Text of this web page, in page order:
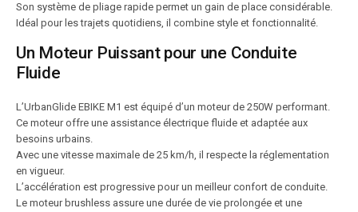
Son système de pliage rapide permet un gain de place considérable.
Idéal pour les trajets quotidiens, il combine style et fonctionnalité.
Un Moteur Puissant pour une Conduite
Fluide
L’UrbanGlide EBIKE M1 est équipé d’un moteur de 250W performant.
Ce moteur offre une assistance électrique fluide et adaptée aux
besoins urbains.
Avec une vitesse maximale de 25 km/h, il respecte la réglementation
en vigueur.
L’accélération est progressive pour un meilleur confort de conduite.
Le moteur brushless assure une durée de vie prolongée et une